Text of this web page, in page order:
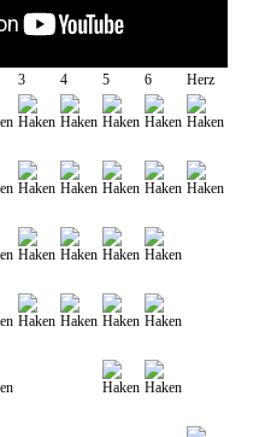
3 4 5 6 Herz